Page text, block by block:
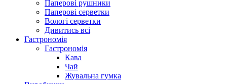
Паперові рушники
Паперові серветки
Вологі серветки
Дивитись всі
Гастрономія
Гастрономія
Кава
Чай
Жувальна гумка